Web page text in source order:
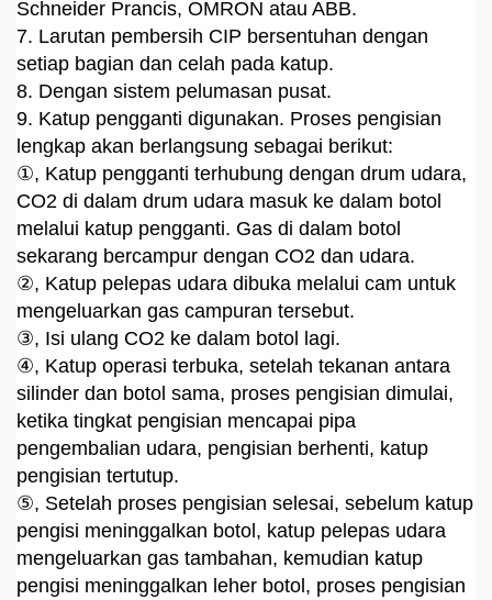
Schneider Prancis, OMRON atau ABB.
7. Larutan pembersih CIP bersentuhan dengan
setiap bagian dan celah pada katup.
8. Dengan sistem pelumasan pusat.
9. Katup pengganti digunakan. Proses pengisian
lengkap akan berlangsung sebagai berikut:
①, Katup pengganti terhubung dengan drum udara,
CO2 di dalam drum udara masuk ke dalam botol
melalui katup pengganti. Gas di dalam botol
sekarang bercampur dengan CO2 dan udara.
②, Katup pelepas udara dibuka melalui cam untuk
mengeluarkan gas campuran tersebut.
③, Isi ulang CO2 ke dalam botol lagi.
④, Katup operasi terbuka, setelah tekanan antara
silinder dan botol sama, proses pengisian dimulai,
ketika tingkat pengisian mencapai pipa
pengembalian udara, pengisian berhenti, katup
pengisian tertutup.
⑤, Setelah proses pengisian selesai, sebelum katup
pengisi meninggalkan botol, katup pelepas udara
mengeluarkan gas tambahan, kemudian katup
pengisi meninggalkan leher botol, proses pengisian